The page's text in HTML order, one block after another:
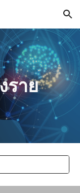
Skip to navigation
ราย